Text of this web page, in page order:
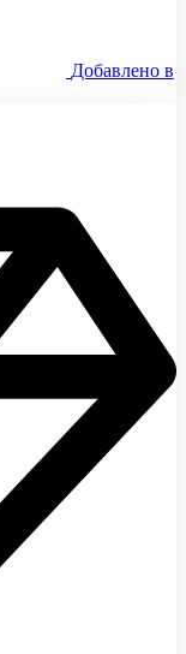
Добавлено в